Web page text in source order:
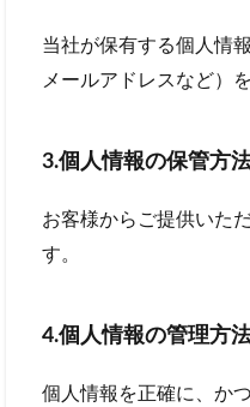
当社が保有する個人情
メールアドレスなど）
3.個人情報の保管方
お客様からご提供いた
す。
4.個人情報の管理方
個人情報を正確に、か